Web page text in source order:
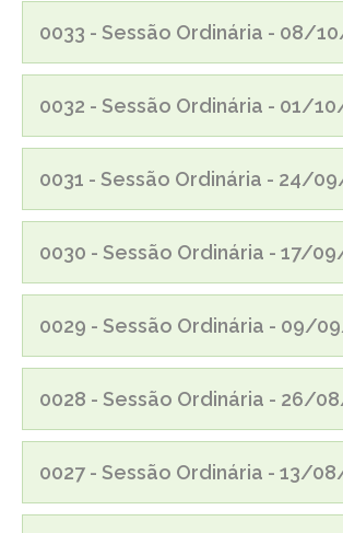
0033 - Sessão Ordinária - 08/
0032 - Sessão Ordinária - 01/
0031 - Sessão Ordinária - 24/
0030 - Sessão Ordinária - 17/
0029 - Sessão Ordinária - 09/
0028 - Sessão Ordinária - 26/
0027 - Sessão Ordinária - 13/